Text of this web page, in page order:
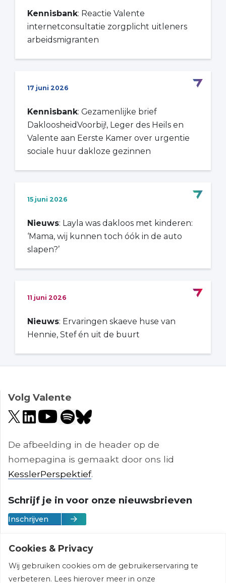
Kennisbank: Reactie Valente
internetconsultatie zorgplicht uitleners
arbeidsmigranten
17 juni 2026
Kennisbank: Gezamenlijke brief
DakloosheidVoorbij!, Leger des Heils en
Valente aan Eerste Kamer over urgentie
sociale huur dakloze gezinnen
15 juni 2026
Nieuws: Layla was dakloos met kinderen:
‘Mama, wij kunnen toch óók in de auto
slapen?’
11 juni 2026
Nieuws: Ervaringen skaeve huse van
Hennie, Stef én uit de buurt
Volg Valente
De afbeelding in de header op de
homepagina is gemaakt door ons lid
KesslerPerspektief.
Schrijf je in voor onze nieuwsbrieven
Inschrijven
Vereniging Valente | © 2026 | All rights
Cookies & Privacy
Wij gebruiken cookies om de gebruikerservaring te
verbeteren. Lees hierover meer in onze